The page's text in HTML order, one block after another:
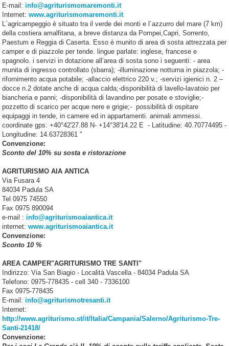
E-mail:info@agriturismomaremonti.it
Internet:www.agriturismomaremonti.it
L´agricampeggio è situato tra il verde dei monti e l´azzurro del mare (7 km)
della costiera amalfitana, a breve distanza da Pompei,Capri, Sorrento,
Paestum e Reggia di Caserta. Esso è munito di area di sosta attrezzata per
camper e di piazzole per tende. lingue parlate: inglese, francese e
spagnolo. i servizi in dotazione all’area di sosta sono i seguenti: - area
munita di ingresso controllato (sbarra); -illuminazione notturna in piazzola; -
rifornimento acqua potabile; -allaccio elettrico 220 v.; -servizi igienici n. 2 –
docce n.2 dotate anche di acqua calda;-disponibilità di lavello-lavatoio per
biancheria e panni; -disponibilità di lavandino per posate e stoviglie;-
pozzetto di scarico per acque nere e grigie;- possibilità di ospitare
equipaggi in tende, in camere ed in appartamenti. animali ammessi.
coordinate gps: +40°42'27.88 N- +14°38'14.22 E - Latitudine: 40.70774495 -
Longitudine: 14.63728361 "
Convenzione:
Sconto del 10% su sosta e ristorazione
AGRITURISMO AIA ANTICA
Via Fusara 4
84034 Padula SA
Tel 0975 74550
Fax 0975 890094
e-mail :info@agriturismoaiantica.it
internet:www.agriturismoaiantica.it
Convenzione:
Sconto 10 %
AREA CAMPER"AGRITURISMO TRE SANTI"
Indirizzo: Via San Biagio - Località Vascella - 84034 Padula SA
Telefono: 0975-778435 - cell 340 - 7336100
Fax 0975-778435
E-mail:info@agriturismotresanti.it
Internet:
http://www.agriturismo.st/it/Italia/Campania/Salerno/Agriturismo-Tre-
Santi-21418/
Convenzione: